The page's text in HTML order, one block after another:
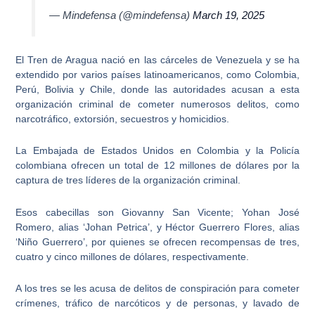
— Mindefensa (@mindefensa)March 19, 2025
El Tren de Aragua nació en las cárceles de Venezuela y se ha
extendido por varios países latinoamericanos, como Colombia,
Perú, Bolivia y Chile, donde las autoridades acusan a esta
organización criminal de cometer numerosos delitos, como
narcotráfico, extorsión, secuestros y homicidios.
La Embajada de Estados Unidos en Colombia y la Policía
colombiana ofrecen un total de 12 millones de dólares por la
captura de tres líderes de la organización criminal.
Esos cabecillas sonGiovanny San Vicente; Yohan José
Romero, alias ‘Johan Petrica’, y Héctor Guerrero Flores, alias
‘Niño Guerrero’, por quienes se ofrecen recompensas de tres,
cuatro y cinco millones de dólares, respectivamente.
A los tres se les acusa de delitos de conspiración para cometer
crímenes, tráfico de narcóticos y de personas, y lavado de